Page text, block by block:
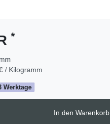
*
/ Kilogramm
Werktage
In den Warenkorb